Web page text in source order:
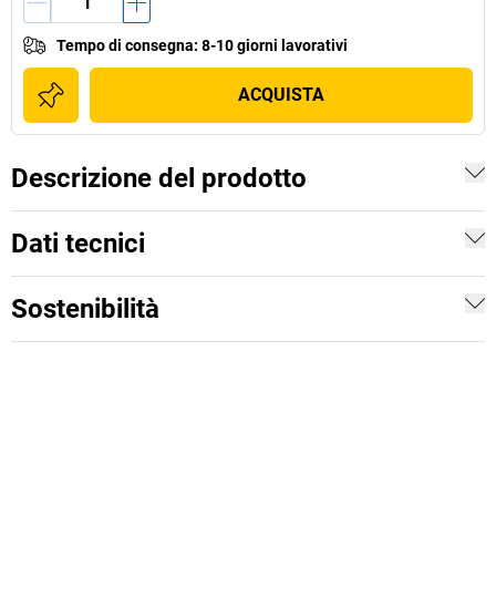
Tempo di consegna: 8-10 giorni lavorativi
ACQUISTA
Descrizione del prodotto
Dati tecnici
Sostenibilità